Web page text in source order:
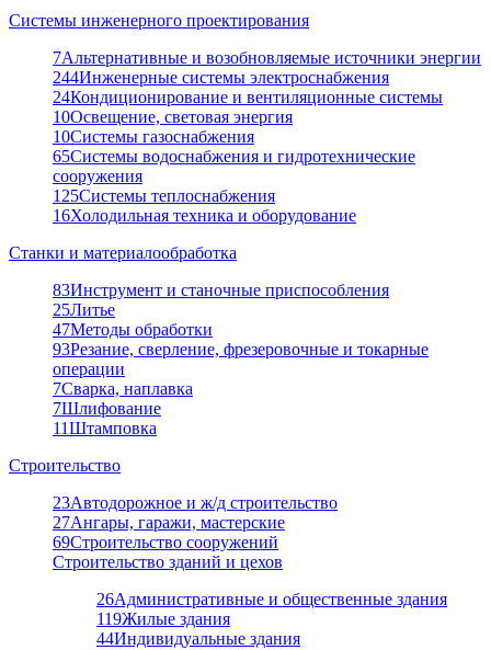
Системы инженерного проектирования
7Альтернативные и возобновляемые источники энергии
244Инженерные системы электроснабжения
24Кондиционирование и вентиляционные системы
10Освещение, световая энергия
10Системы газоснабжения
65Системы водоснабжения и гидротехнические
сооружения
125Системы теплоснабжения
16Холодильная техника и оборудование
Станки и материалообработка
83Инструмент и станочные приспособления
25Литье
47Методы обработки
93Резание, сверление, фрезеровочные и токарные
операции
7Сварка, наплавка
7Шлифование
11Штамповка
Строительство
23Автодорожное и ж/д строительство
27Ангары, гаражи, мастерские
69Строительство сооружений
Строительство зданий и цехов
26Административные и общественные здания
119Жилые здания
44Индивидуальные здания